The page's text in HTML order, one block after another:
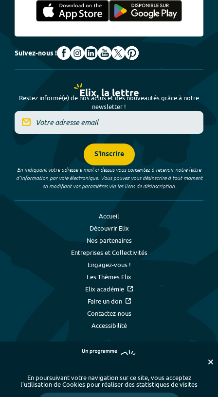
Suivez-nous !
Elix, la lettre
Restez informé(e) de nos actus et des nouveautés grâce à notre
newsletter !
S'inscrire
En indiquant votre adresse e-mail ci-dessus vous consentez à recevoir notre lettre
d’information par voie électronique. Vous pouvez vous désinscrire à tout moment
en modifiant vos paramètres via les liens de désinscription.
Accueil
Découvrir Elix
Nos partenaires
Entreprises et Collectivités
Engagez-vous !
Les Thèmes Elix
Elix académie
Faire un don
Contactez-nous
Accessibilité
Plan du site - Index alphabétique -
En poursuivant votre navigation sur ce site, vous acceptez
l’utilisation de Cookies pour réaliser des statistiques de visites